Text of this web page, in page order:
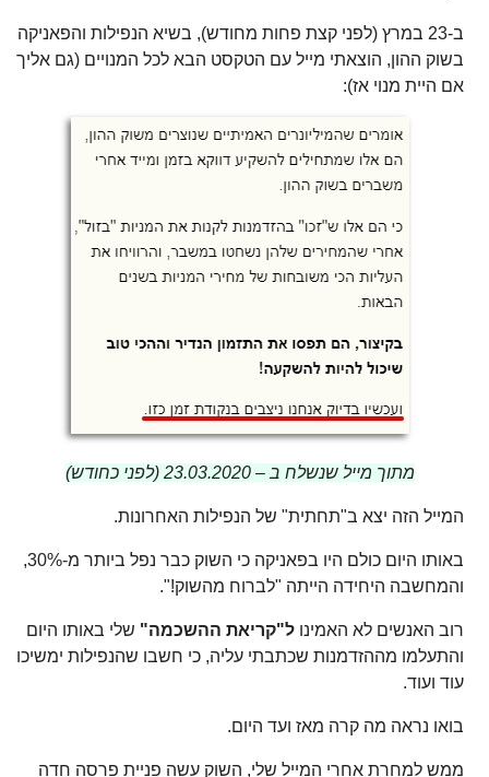
ב-23 במרץ (לפני קצת פחות מחודש), בשיא הנפילות והפאניקה
בשוק ההון, הוצאתי מייל עם הטקסט הבא לכל המנויים (גם אליך
אם היית מנוי אז):
מתוך מייל שנשלח ב – 23.03.2020 (לפני כחודש)
המייל הזה יצא ב"תחתית" של הנפילות האחרונות.
באותו היום כולם היו בפאניקה כי השוק כבר נפל ביותר מ-30%,
והמחשבה היחידה הייתה "לברוח מהשוק!".
רוב האנשים לא האמינול"קריאת ההשכמה" שלי באותו היום
והתעלמו מההזדמנות שכתבתי עליה, כי חשבו שהנפילות ימשיכו
עוד ועוד.
בואו נראה מה קרה מאז ועד היום.
ממש למחרת אחרי המייל שלי, השוק עשה פניית פרסה חדה